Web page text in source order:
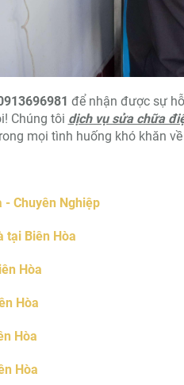
để nhận được sự
Chúng tôi dịch vụ sửa chữa
mọi tình huống khó khăn
- Chuyên Nghiệp
tại Biên Hòa
Hòa
Hòa
Hòa
Hòa